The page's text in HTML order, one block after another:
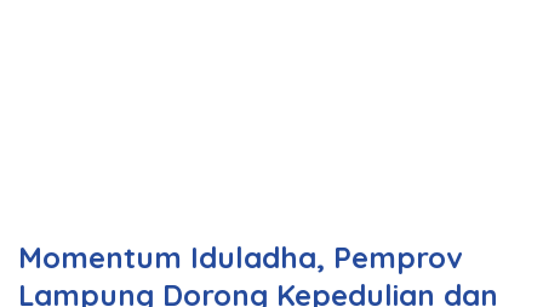
Momentum Iduladha, Pemprov
Lampung Dorong Kepedulian dan